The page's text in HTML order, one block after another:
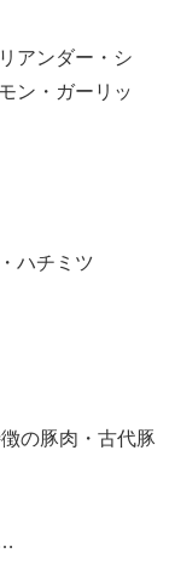
アンダー・シ
ン・ガーリッ
ハチミツ
の豚肉・古代豚